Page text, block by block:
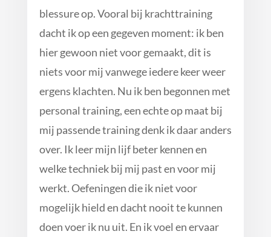
blessure op. Vooral bij krachttraining
dacht ik op een gegeven moment: ik ben
hier gewoon niet voor gemaakt, dit is
niets voor mij vanwege iedere keer weer
ergens klachten. Nu ik ben begonnen met
personal training, een echte op maat bij
mij passende training denk ik daar anders
over. Ik leer mijn lijf beter kennen en
welke techniek bij mij past en voor mij
werkt. Oefeningen die ik niet voor
mogelijk hield en dacht nooit te kunnen
doen voer ik nu uit. En ik voel en ervaar